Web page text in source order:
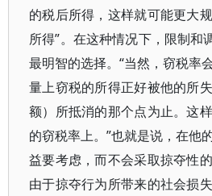
的税后所得，这样就可能更大
所得”。在这种情况下，限制和
最明智的选择。“当然，窃税率
量上窃税的所得正好被他的所
额）所抵消的那个点为止。这
的窃税率上。”也就是说，在他
益要考虑，而不会采取掠夺性
由于掠夺行为所带来的社会损